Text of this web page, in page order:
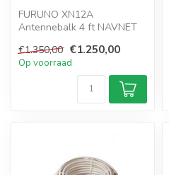
FURUNO XN12A
Antennebalk 4 ft NAVNET
€1.350,00 €1.250,00
Op voorraad